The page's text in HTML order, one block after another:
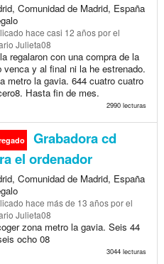
Comunidad de Madrid, España
hace casi 12 añospor el
Julieta08
regalaron con una compra de la
venca y al final ni la he estrenado.
metro la gavia. 644 cuatro cuatro
Hasta fin de mes.
2990 lecturas
Grabadora cd
el ordenador
Comunidad de Madrid, España
hace más de 13 añospor el
Julieta08
zona metro la gavia. Seis 44
ocho 08
3044 lecturas